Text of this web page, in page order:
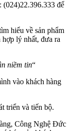
để
hiểu về sản phẩm
lý nhất, đưa ra
niềm tin“
vào khách hàng
triển và tiến bộ.
Công Nghệ Đức